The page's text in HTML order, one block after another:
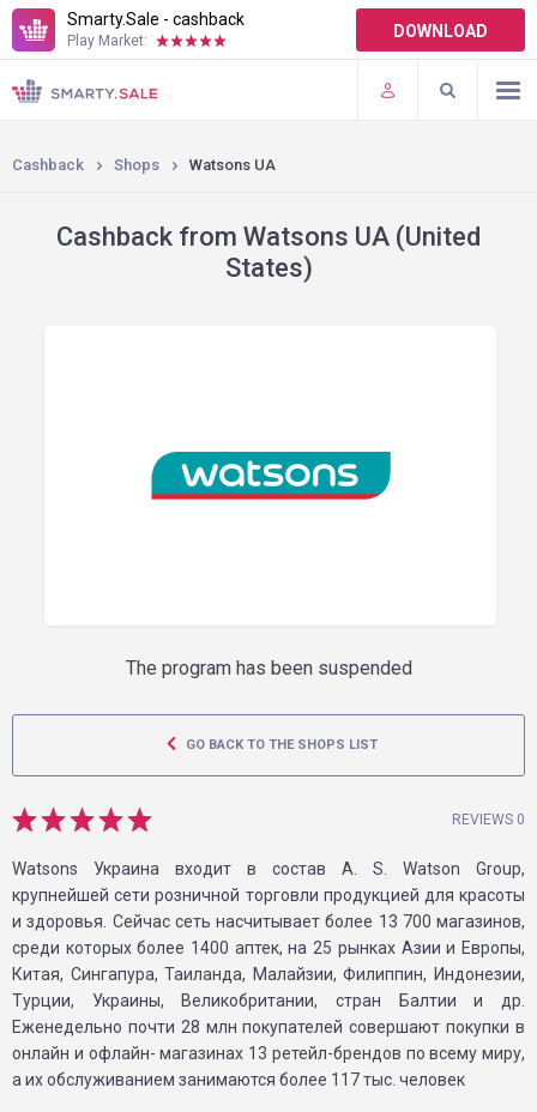
Smarty.Sale - cashback
Play Market: DOWNLOAD
TERMS OF USE
PLUGINS
Cashback Shops Watsons UA
Cashback from Watsons UA (United
States)
The program has been suspended
GO BACK TO THE SHOPS LIST
REVIEWS 0
Watsons Украина входит в состав A. S. Watson Group,
крупнейшей сети розничной торговли продукцией для красоты
и здоровья. Сейчас сеть насчитывает более 13 700 магазинов,
среди которых более 1400 аптек, на 25 рынках Азии и Европы,
Китая, Сингапура, Таиланда, Малайзии, Филиппин, Индонезии,
Турции, Украины, Великобритании, стран Балтии и др.
Еженедельно почти 28 млн покупателей совершают покупки в
онлайн и офлайн- магазинах 13 ретейл-брендов по всему миру,
а их обслуживанием занимаются более 117 тыс. человек